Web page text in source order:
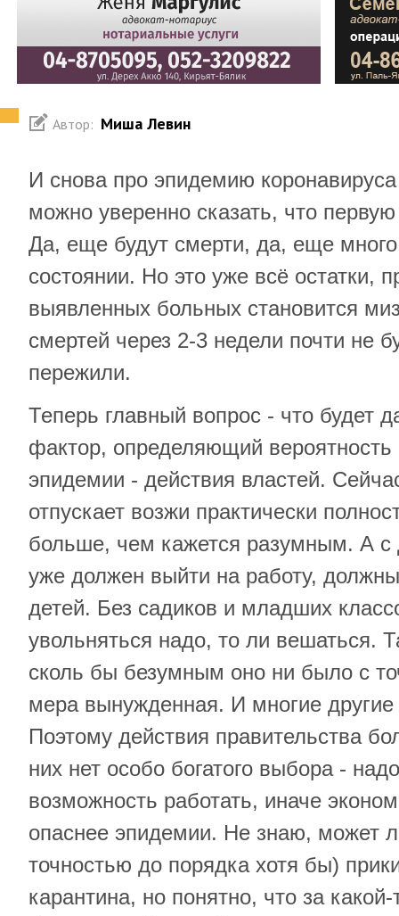
Автор: Миша Левин
И снова про эпидемию
можно уверенно сказать, что
Да, еще будут смерти, да, еще
состоянии. Но это уже всё остатки,
выявленных больных становится
смертей через 2-3 недели почти не
пережили.
Теперь главный вопрос - что будет
фактор, определяющий вероятность
эпидемии - действия властей.
отпускает возжи практически
больше, чем кажется разумным. А с
уже должен выйти на работу,
детей. Без садиков и младших
увольняться надо, то ли вешаться.
сколь бы безумным оно ни было с
мера вынужденная. И многие
Поэтому действия правительства
них нет особо богатого выбора -
возможность работать, иначе
опаснее эпидемии. Не знаю, может
точностью до порядка хотя бы)
карантина, но понятно, что за какой-